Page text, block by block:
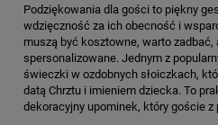
Podziękowania dla gości to piękny
wdzięczność za ich obecność i
muszą być kosztowne, warto zadbać,
spersonalizowane. Jednym z
świeczki w ozdobnych słoiczkach,
datą Chrztu i imieniem dziecka. To
dekoracyjny upominek, który goście